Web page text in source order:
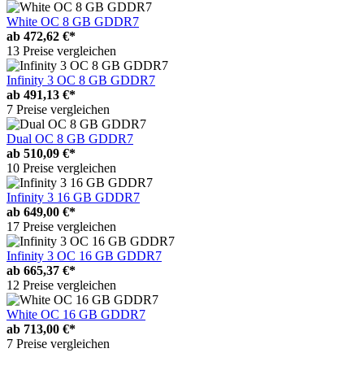
White OC 8 GB GDDR7
ab 472,62 €*
13 Preise vergleichen
Infinity 3 OC 8 GB GDDR7
ab 491,13 €*
7 Preise vergleichen
Dual OC 8 GB GDDR7
ab 510,09 €*
10 Preise vergleichen
Infinity 3 16 GB GDDR7
ab 649,00 €*
17 Preise vergleichen
Infinity 3 OC 16 GB GDDR7
ab 665,37 €*
12 Preise vergleichen
White OC 16 GB GDDR7
ab 713,00 €*
7 Preise vergleichen